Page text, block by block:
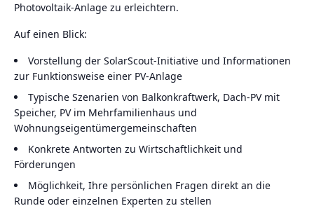
Photovoltaik-Anlage zu erleichtern.
Auf einen Blick:
Vorstellung der SolarScout-Initiative und Informationen
zur Funktionsweise einer PV-Anlage
Typische Szenarien von Balkonkraftwerk, Dach-PV mit
Speicher, PV im Mehrfamilienhaus und
Wohnungseigentümergemeinschaften
Konkrete Antworten zu Wirtschaftlichkeit und
Förderungen
Möglichkeit, Ihre persönlichen Fragen direkt an die
Runde oder einzelnen Experten zu stellen